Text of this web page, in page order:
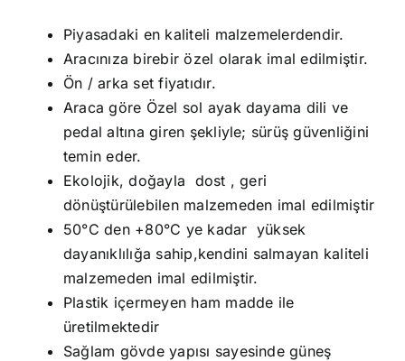
Piyasadaki en kaliteli malzemelerdendir.
Aracınıza birebir özel olarak imal edilmiştir.
Ön / arka set fiyatıdır.
Araca göre Özel sol ayak dayama dili ve
pedal altına giren şekliyle; sürüş güvenliğini
temin eder.
Ekolojik, doğayla dost , geri
dönüştürülebilen malzemeden imal edilmiştir
50°C den +80°C ye kadar yüksek
dayanıklılığa sahip,kendini salmayan kaliteli
malzemeden imal edilmiştir.
Plastik içermeyen ham madde ile
üretilmektedir
Sağlam gövde yapısı sayesinde güneş